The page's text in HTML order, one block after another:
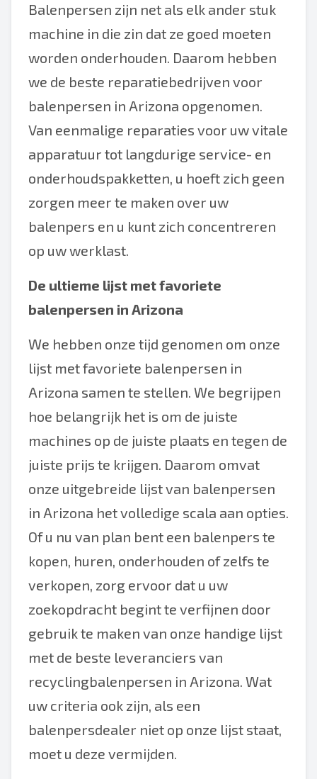
Balenpersen zijn net als elk ander stuk
machine in die zin dat ze goed moeten
worden onderhouden. Daarom hebben
we de beste reparatiebedrijven voor
balenpersen in Arizona opgenomen.
Van eenmalige reparaties voor uw vitale
apparatuur tot langdurige service- en
onderhoudspakketten, u hoeft zich geen
zorgen meer te maken over uw
balenpers en u kunt zich concentreren
op uw werklast.
De ultieme lijst met favoriete
balenpersen in Arizona
We hebben onze tijd genomen om onze
lijst met favoriete balenpersen in
Arizona samen te stellen. We begrijpen
hoe belangrijk het is om de juiste
machines op de juiste plaats en tegen de
juiste prijs te krijgen. Daarom omvat
onze uitgebreide lijst van balenpersen
in Arizona het volledige scala aan opties.
Of u nu van plan bent een balenpers te
kopen, huren, onderhouden of zelfs te
verkopen, zorg ervoor dat u uw
zoekopdracht begint te verfijnen door
gebruik te maken van onze handige lijst
met de beste leveranciers van
recyclingbalenpersen in Arizona. Wat
uw criteria ook zijn, als een
balenpersdealer niet op onze lijst staat,
moet u deze vermijden.